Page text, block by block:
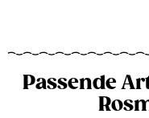
Passende